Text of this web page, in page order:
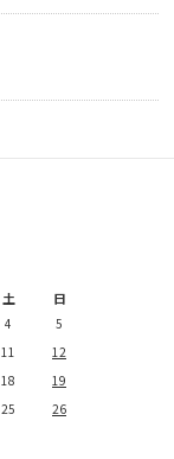
土 日
4
5
11
12
18
19
25
26